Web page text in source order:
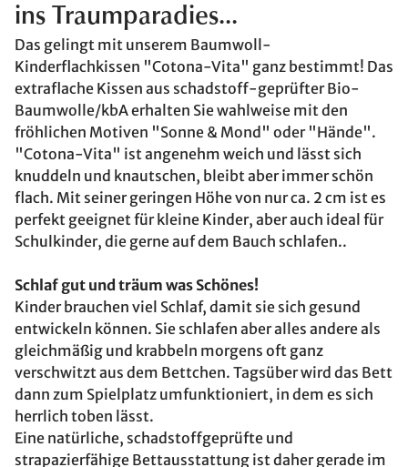
ins Traumparadies...
Das gelingt mit unserem Baumwoll-
Kinderflachkissen "Cotona-Vita" ganz bestimmt! Das
extraflache Kissen aus schadstoff-geprüfter Bio-
Baumwolle/kbA erhalten Sie wahlweise mit den
fröhlichen Motiven "Sonne & Mond" oder "Hände".
"Cotona-Vita" ist angenehm weich und lässt sich
knuddeln und knautschen, bleibt aber immer schön
flach. Mit seiner geringen Höhe von nur ca. 2 cm ist es
perfekt geeignet für kleine Kinder, aber auch ideal für
Schulkinder, die gerne auf dem Bauch schlafen..
Schlaf gut und träum was Schönes!
Kinder brauchen viel Schlaf, damit sie sich gesund
entwickeln können. Sie schlafen aber alles andere als
gleichmäßig und krabbeln morgens oft ganz
verschwitzt aus dem Bettchen. Tagsüber wird das Bett
dann zum Spielplatz umfunktioniert, in dem es sich
herrlich toben lässt.
Eine natürliche, schadstoffgeprüfte und
strapazierfähige Bettausstattung ist daher gerade im